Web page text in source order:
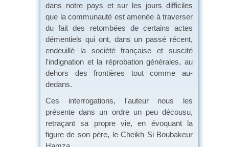
dans notre pays et sur les jours difficiles
que la communauté est amenée à traverser
du fait des retombées de certains actes
démentiels qui ont, dans un passé récent,
endeuillé la société française et suscité
l'indignation et la réprobation générales, au
dehors des frontières tout comme au-
dedans.
Ces interrogations, l'auteur nous les
présente dans un ordre un peu décousu,
retraçant sa propre vie, en évoquant la
figure de son père, le Cheikh Si Boubakeur